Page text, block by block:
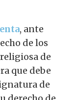
, ante
de los
de
que debe
de